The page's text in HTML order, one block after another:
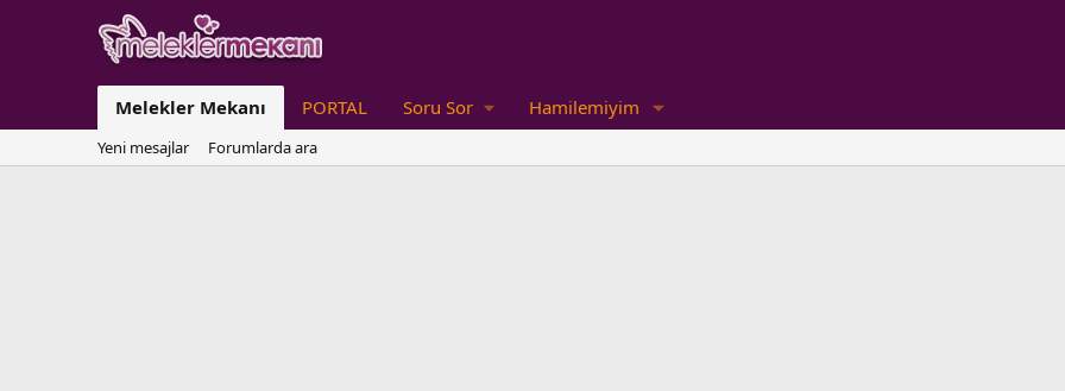
Melekler Mekanı PORTAL Soru Sor Hamilemiyim
Yeni mesajlar Forumlarda ara